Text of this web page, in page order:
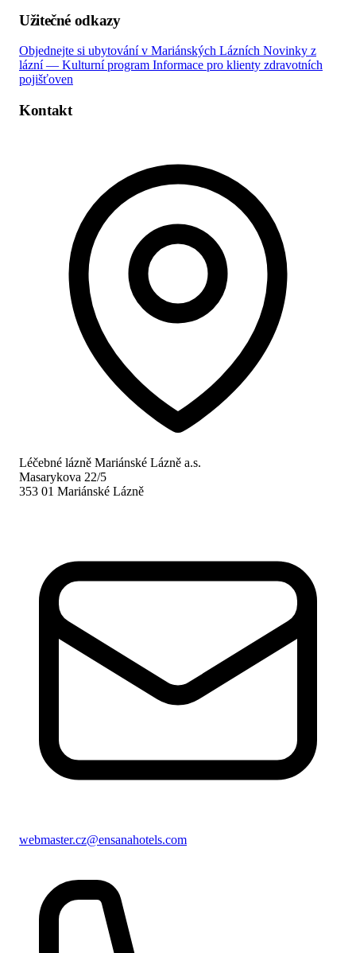
Užitečné odkazy
Objednejte si ubytování v Mariánských Lázních Novinky z
lázní — Kulturní program Informace pro klienty zdravotních
pojišťoven
Kontakt
Léčebné lázně Mariánské Lázně a.s.
Masarykova 22/5
353 01 Mariánské Lázně
webmaster.cz@ensanahotels.com